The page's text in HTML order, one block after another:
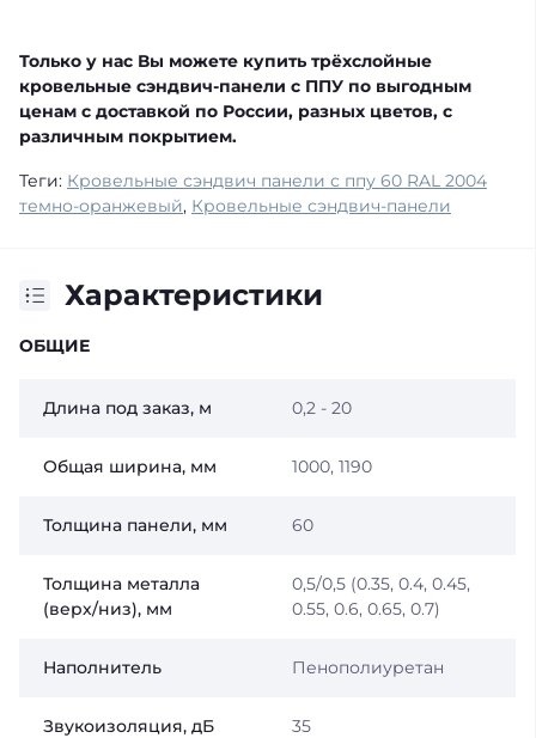
Только у нас Вы можете купить трёхслойные
кровельные сэндвич-панели с ППУ по выгодным
ценам с доставкой по России, разных цветов, с
различным покрытием.
Теги: Кровельные сэндвич панели с ппу 60 RAL 2004
темно-оранжевый, Кровельные сэндвич-панели
Характеристики
ОБЩИЕ
Длина под заказ, м 0,2 - 20
Общая ширина, мм 1000, 1190
Толщина панели, мм 60
Толщина металла
(верх/низ), мм
0,5/0,5 (0.35, 0.4, 0.45,
0.55, 0.6, 0.65, 0.7)
Наполнитель Пенополиуретан
Звукоизоляция, дБ 35